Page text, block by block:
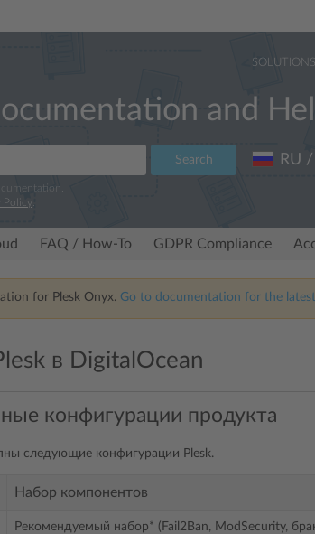
SOLUTIONS
and
Search
Policy
RU
FAQ / How-To GDPR Compliance
for Plesk Onyx. Go to documentation for the
в DigitalOcean
конфигурации продукта
следующие конфигурации Plesk.
Набор компонентов
Рекомендуемый набор* (Fail2Ban, ModSecurity,